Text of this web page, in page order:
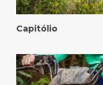
Capitólio